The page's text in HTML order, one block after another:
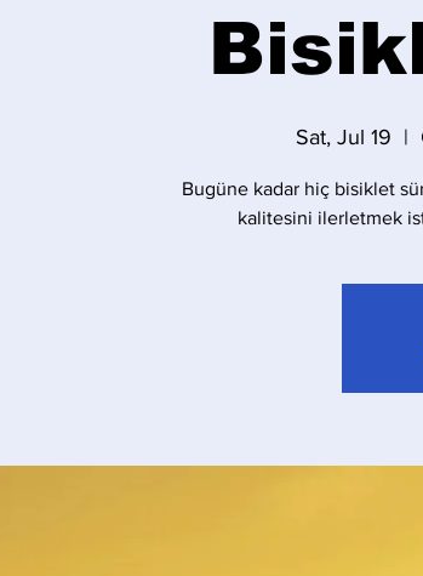
Sat, Jul 19
  |
Bugüne kadar hiç bisiklet
kalitesini ilerletmek